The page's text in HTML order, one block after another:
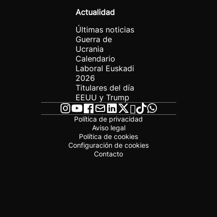
Actualidad
Últimas noticias
Guerra de
Ucrania
Calendario
Laboral Euskadi
2026
Titulares del día
EEUU y Trump
Política de privacidad
Aviso legal
Política de cookies
Configuración de cookies
Contacto